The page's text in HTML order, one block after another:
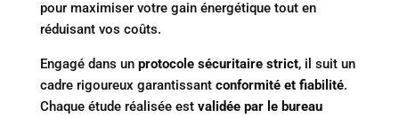
pour maximiser votre gain énergétique tout en
réduisant vos coûts.
Engagé dans un protocole sécuritaire strict, il suit un
cadre rigoureux garantissant conformité et fiabilité.
Chaque étude réalisée est validée par le bureau